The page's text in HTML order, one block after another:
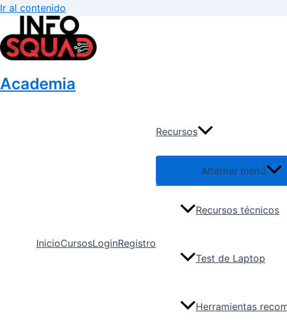
Ir al contenido
Academia
InicioCursosLoginRegistro
Recursos
Alternar menú
Recursos técnicos
Test de Laptop
Herramientas